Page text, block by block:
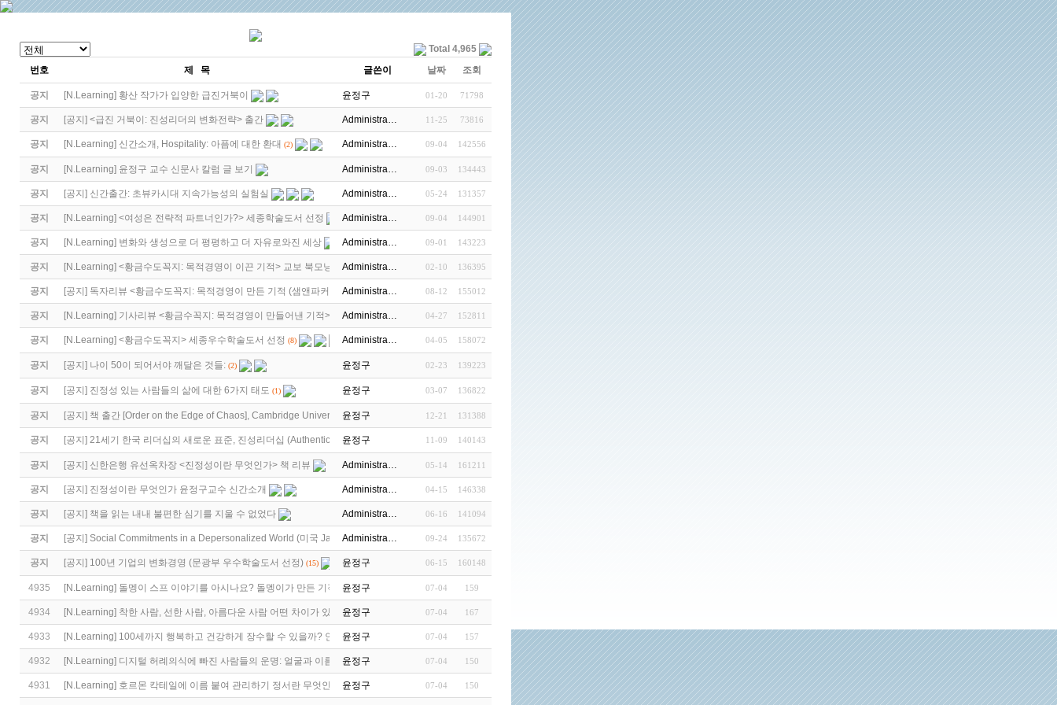
Total 4,965
번호
제 목 글쓴이 날짜 조회
공지 [N.Learning] 황산 작가가 입양한 급진거북이 윤정구 01-20 71798
공지 [공지 ] <급진 거북이: 진성리더의 변화전략> 출간 Administra… 11-25 73816
공지 [N.Learning] 신간소개, Hospitality: 아픔에 대한 환대 (2) Administra… 09-04 142556
공지 [N.Learning] 윤정구 교수 신문사 칼럼 글 보기 Administra… 09-03 134443
공지 [공지 ] 신간출간: 초뷰카시대 지속가능성의 실험실 Administra… 05-24 131357
공지 [N.Learning] <여성은 전략적 파트너인가?> 세종학술도서 선정 Administra… 09-04 144901
공지 [N.Learning] 변화와 생성으로 더 평평하고 더 자유로와진 세상 Administra… 09-01 143223
공지 [N.Learning] <황금수도꼭지: 목적경영이 이끈 기적> 교보 북모닝 Administra… 02-10 136395
공지 [공지 ] 독자리뷰 <황금수도꼭지: 목적경영이 만든 기적 (샘앤파커스 …Administra… 08-12 155012
공지 [N.Learning] 기사리뷰 <황금수꼭지: 목적경영이 만들어낸 기적> Administra… 04-27 152811
공지 [N.Learning] <황금수도꼭지> 세종우수학술도서 선정 (8) Administra… 04-05 158072
공지 [공지 ] 나이 50이 되어서야 깨달은 것들: (2) 윤정구 02-23 139223
공지 [공지 ] 진정성 있는 사람들의 삶에 대한 6가지 태도 (1) 윤정구 03-07 136822
공지 [공지 ] 책 출간 [Order on the Edge of Chaos], Cambridge University …윤정구 12-21 131388
공지 [공지 ] 21세기 한국 리더십의 새로운 표준, 진성리더십 (Authentic Lead… (3)
윤정구 11-09 140143
공지 [공지 ] 신한은행 유선옥차장 <진정성이란 무엇인가> 책 리뷰 Administra… 05-14 161211
공지 [공지 ] 진정성이란 무엇인가 윤정구교수 신간소개 Administra… 04-15 146338
공지 [공지 ] 책을 읽는 내내 불편한 심기를 지울 수 없었다 Administra… 06-16 141094
공지 [공지 ] Social Commitments in a Depersonalized World (미국 Jame Cole…
Administra… 09-24 135672
공지 [공지 ] 100년 기업의 변화경영 (문광부 우수학술도서 선정) (15) 윤정구 06-15 160148
4935 [N.Learning] 돌멩이 스프 이야기를 아시나요? 돌멩이가 만든 기적 윤정구 07-04 159
4934 [N.Learning] 착한 사람, 선한 사람, 아름다운 사람 어떤 차이가 있을까?윤정구 07-04 167
4933 [N.Learning] 100세까지 행복하고 건강하게 장수할 수 있을까? 안티프래질리티…
윤정구 07-04 157
4932 [N.Learning] 디지털 허례의식에 빠진 사람들의 운명: 얼굴과 이름을 잃어 버…
윤정구 07-04 150
4931 [N.Learning] 호르몬 칵테일에 이름 붙여 관리하기 정서란 무엇인가?윤정구 07-04 150